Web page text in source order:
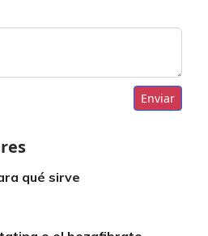
Enviar
qué sirve